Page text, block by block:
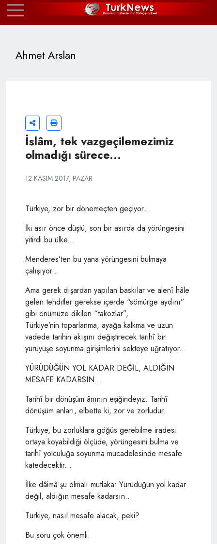
Ahmet Arslan
İslâm, tek vazgeçilemezimiz
olmadığı sürece...
12 KASIM 2017, PAZAR
Türkiye, zor bir dönemeçten geçiyor...
İki asır önce düştü, son bir asırda da yörüngesini
yitirdi bu ülke...
Menderes’ten bu yana yörüngesini bulmaya
çalışıyor...
Ama gerek dışardan yapılan baskılar ve alenî hâle
gelen tehditler gerekse içerde “sömürge aydını”
gibi önümüze dikilen “takozlar”,
Türkiye’nin toparlanma, ayağa kalkma ve uzun
vadede tarihin akışını değiştirecek tarihî bir
yürüyüşe soyunma girişimlerini sekteye uğratıyor...
YÜRÜDÜĞÜN YOL KADAR DEĞİL, ALDIĞIN
MESAFE KADARSIN...
Tarihî bir dönüşüm ânının eşiğindeyiz: Tarihî
dönüşüm anları, elbette ki, zor ve zorludur.
Türkiye, bu zorluklara göğüs gerebilme iradesi
ortaya koyabildiği ölçüde, yörüngesini bulma ve
tarihî yolculuğa soyunma mücadelesinde mesafe
katedecektir...
İlke dâimâ şu olmalı mutlaka: Yürüdüğün yol kadar
değil, aldığın mesafe kadarsın...
Türkiye, nasıl mesafe alacak, peki?
Bu soru çok önemli.